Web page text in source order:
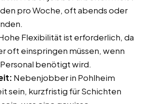
pro Woche, oft abends oder
Flexibilität ist erforderlich, da
oft einspringen müssen, wenn
benötigt wird.
Nebenjobber in Pohlheim
sein, kurzfristig für Schichten